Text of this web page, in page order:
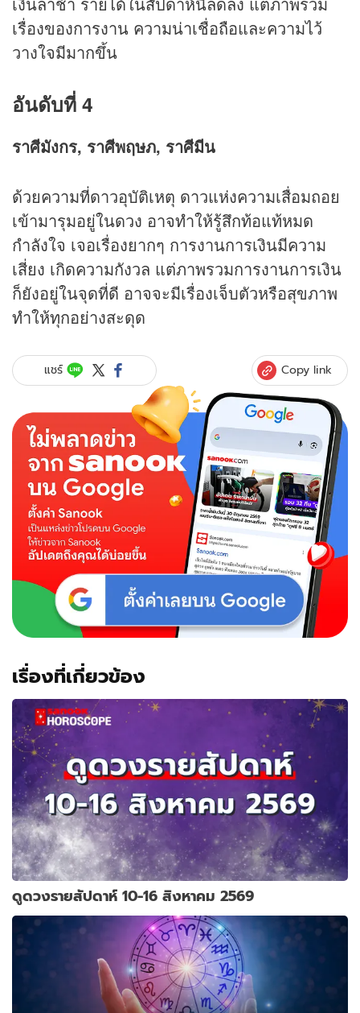
เรื่องของการงาน ความน่าเชื่อถือและความไว้
วางใจมีมากขึ้น
อันดับที่ 4
ราศีมังกร, ราศีพฤษภ, ราศีมีน
ด้วยความที่ดาวอุบัติเหตุ ดาวแห่งความเสื่อมถอย
เข้ามารุมอยู่ในดวง อาจทำให้รู้สึกท้อแท้หมด
กำลังใจ เจอเรื่องยากๆ การงานการเงินมีความ
เสี่ยง เกิดความกังวล แต่ภาพรวมการงานการเงิน
ก็ยังอยู่ในจุดที่ดี อาจจะมีเรื่องเจ็บตัวหรือสุขภาพ
ทำให้ทุกอย่างสะดุด
แชร์ Copy link
เรื่องที่เกี่ยวข้อง
ดูดวงรายสัปดาห์ 10-16 สิงหาคม 2569